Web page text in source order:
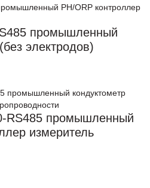
промышленный
электродов)
RS485 промышленный
измеритель